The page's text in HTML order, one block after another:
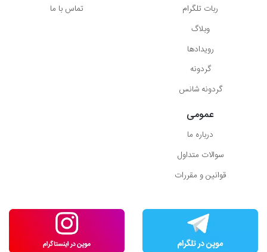
ربات تلگرام
وبلاگ
رویدادها
گردونه
گردونه شانس
تماس با ما
عمومی
درباره ما
سوالات متداول
قوانین و مقررات